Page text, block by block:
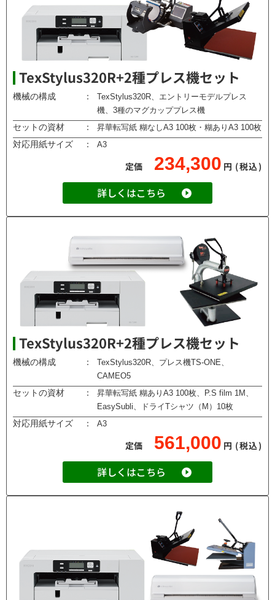
TexStylus320R+2種プレス機セット
機械の構成 ：
TexStylus320R、エントリーモデルプレス
機、3種のマグカッププレス機
セットの資材 ： 昇華転写紙 糊なしA3 100枚・糊ありA3 100枚
対応用紙サイズ ： A3
定価 234,300 円 (税込)
詳しくはこちら
TexStylus320R+2種プレス機セット
機械の構成 ：
TexStylus320R、プレス機TS-ONE、
CAMEO5
セットの資材 ：
昇華転写紙 糊ありA3 100枚、P.S film 1M、
EasySubli、ドライTシャツ（M）10枚
対応用紙サイズ ： A3
定価 561,000 円 (税込)
詳しくはこちら